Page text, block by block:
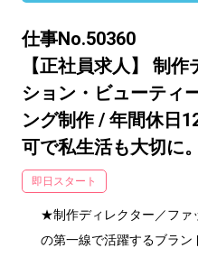
仕事No.50360
【正社員求人】 制
ション・ビューティ
ング制作 / 年間休日
可で私生活も大切に。
即日スタート
★制作ディレクター／ファ
の第一線で活躍するブラン